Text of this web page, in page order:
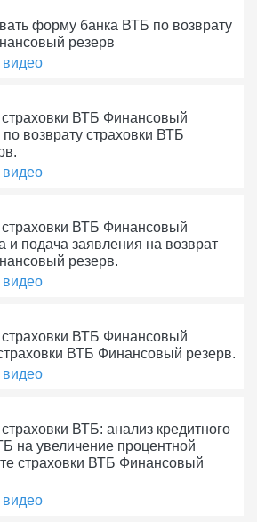
форму банка ВТБ по возврату
резерв
ВТБ Финансовый
возврату страховки ВТБ
ВТБ Финансовый
и подача заявления на возврат
резерв.
страховки ВТБ Финансовый
ВТБ Финансовый резерв.
ВТБ: анализ кредитного
на увеличение процентной
страховки ВТБ Финансовый